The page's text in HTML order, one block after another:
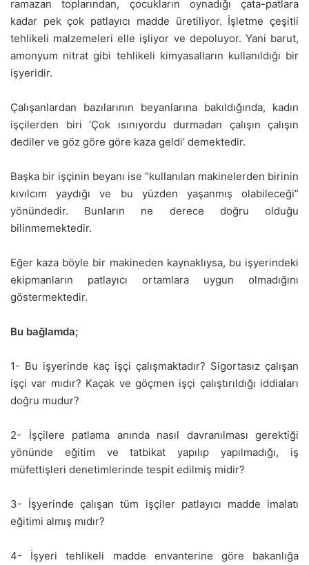
ramazan toplarından, çocukların oynadığı çata-patlara
kadar pek çok patlayıcı madde üretiliyor. İşletme çeşitli
tehlikeli malzemeleri elle işliyor ve depoluyor. Yani barut,
amonyum nitrat gibi tehlikeli kimyasalların kullanıldığı bir
işyeridir.
Çalışanlardan bazılarının beyanlarına bakıldığında, kadın
işçilerden biri ‘Çok ısınıyordu durmadan çalışın çalışın
dediler ve göz göre göre kaza geldi’ demektedir.
Başka bir işçinin beyanı ise “kullanılan makinelerden birinin
kıvılcım yaydığı ve bu yüzden yaşanmış olabileceği”
yönündedir. Bunların ne derece doğru olduğu
bilinmemektedir.
Eğer kaza böyle bir makineden kaynaklıysa, bu işyerindeki
ekipmanların patlayıcı ortamlara uygun olmadığını
göstermektedir.
Bu bağlamda;
1- Bu işyerinde kaç işçi çalışmaktadır? Sigortasız çalışan
işçi var mıdır? Kaçak ve göçmen işçi çalıştırıldığı iddiaları
doğru mudur?
2- İşçilere patlama anında nasıl davranılması gerektiği
yönünde eğitim ve tatbikat yapılıp yapılmadığı, iş
müfettişleri denetimlerinde tespit edilmiş midir?
3- İşyerinde çalışan tüm işçiler patlayıcı madde imalatı
eğitimi almış mıdır?
4- İşyeri tehlikeli madde envanterine göre bakanlığa